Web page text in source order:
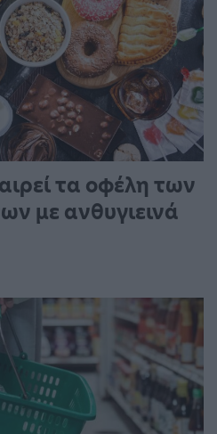
τα οφέλη των
με ανθυγιεινά